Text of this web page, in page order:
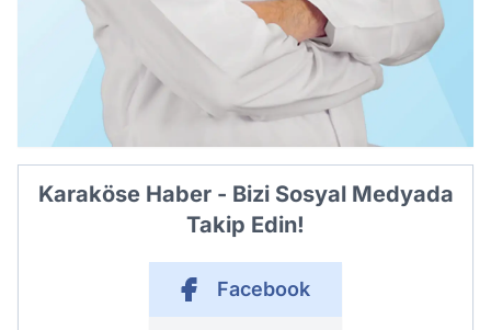
Karaköse Haber - Bizi Sosyal Medyada
Takip Edin!
Facebook